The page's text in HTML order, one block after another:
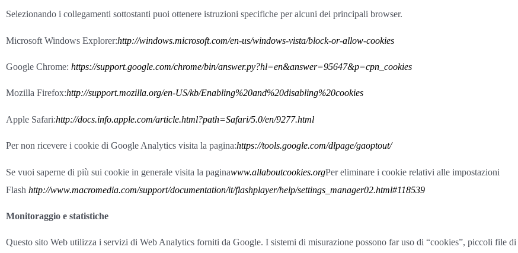
Selezionando i collegamenti sottostanti puoi ottenere istruzioni specifiche per alcuni dei principali browser.
Microsoft Windows Explorer:http://windows.microsoft.com/en-us/windows-vista/block-or-allow-cookies
Google Chrome: https://support.google.com/chrome/bin/answer.py?hl=en&answer=95647&p=cpn_cookies
Mozilla Firefox:http://support.mozilla.org/en-US/kb/Enabling%20and%20disabling%20cookies
Apple Safari:http://docs.info.apple.com/article.html?path=Safari/5.0/en/9277.html
Per non ricevere i cookie di Google Analytics visita la pagina:https://tools.google.com/dlpage/gaoptout/
Se vuoi saperne di più sui cookie in generale visita la paginawww.allaboutcookies.orgPer eliminare i cookie relativi alle impostazioni
Flash http://www.macromedia.com/support/documentation/it/flashplayer/help/settings_manager02.html#118539
Monitoraggio e statistiche
Questo sito Web utilizza i servizi di Web Analytics forniti da Google. I sistemi di misurazione possono far uso di “cookies”, piccoli file